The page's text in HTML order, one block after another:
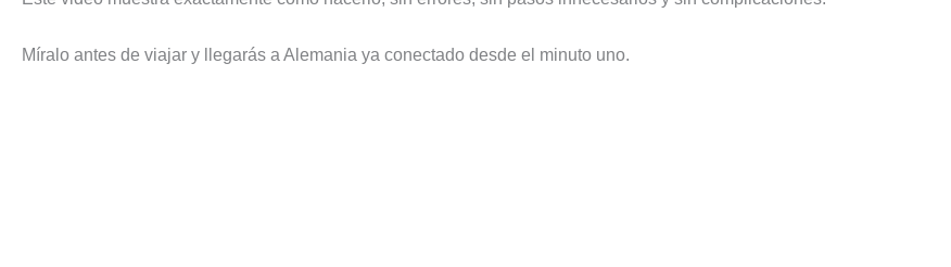
Míralo antes de viajar y llegarás a Alemania ya conectado desde el minuto uno.